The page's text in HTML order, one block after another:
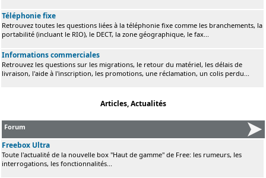
Téléphonie fixe
Retrouvez toutes les questions liées à la téléphonie fixe comme les branchements, la
portabilité (incluant le RIO), le DECT, la zone géographique, le fax...
Informations commerciales
Retrouvez les questions sur les migrations, le retour du matériel, les délais de
livraison, l'aide à l'inscription, les promotions, une réclamation, un colis perdu...
Articles, Actualités
Forum
Freebox Ultra
Toute l'actualité de la nouvelle box "Haut de gamme" de Free: les rumeurs, les
interrogations, les fonctionnalités...